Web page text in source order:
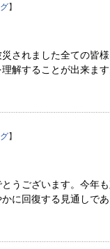
】
されました全ての皆
解することが出来ま
】
うございます。今年
に回復する見通しで